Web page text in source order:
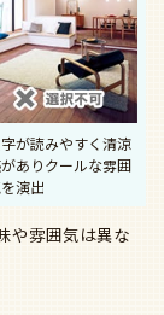
が読みやすく清涼
ありクールな雰囲
演出
や雰囲気は異な